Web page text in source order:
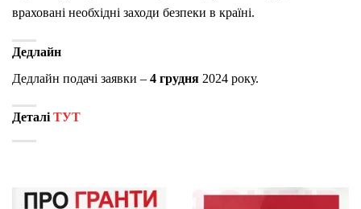
враховані необхідні заходи безпеки в країні.
Дедлайн
Дедлайн подачі заявки – 4 грудня 2024 року.
ДеталіТУТ